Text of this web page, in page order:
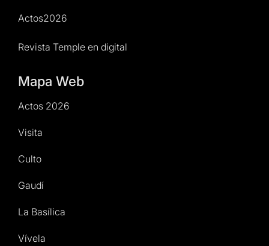
Actos2026
Revista Temple en digital
Mapa Web
Actos 2026
Visita
Culto
Gaudí
La Basílica
Vívela